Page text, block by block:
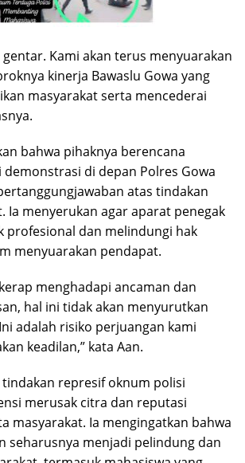
gentar. Kami akan terus menyuarakan
kinerja Bawaslu Gowa yang
masyarakat serta mencederai
bahwa pihaknya berencana
demonstrasi di depan Polres Gowa
atas tindakan
Ia menyerukan agar aparat penegak
profesional dan melindungi hak
menyuarakan pendapat.
menghadapi ancaman dan
hal ini tidak akan menyurutkan
adalah risiko perjuangan kami
keadilan,” kata Aan.
represif oknum polisi
merusak citra dan reputasi
masyarakat. Ia mengingatkan bahwa
seharusnya menjadi pelindung dan